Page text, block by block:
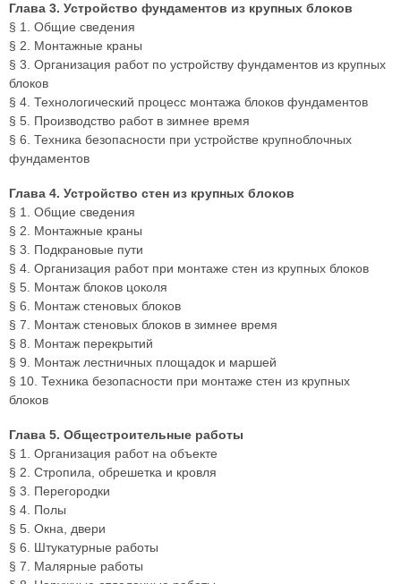
Глава 3. Устройство фундаментов из крупных блоков
§ 1. Общие сведения
§ 2. Монтажные краны
§ 3. Организация работ по устройству фундаментов из крупных
блоков
§ 4. Технологический процесс монтажа блоков фундаментов
§ 5. Производство работ в зимнее время
§ 6. Техника безопасности при устройстве крупноблочных
фундаментов
Глава 4. Устройство стен из крупных блоков
§ 1. Общие сведения
§ 2. Монтажные краны
§ 3. Подкрановые пути
§ 4. Организация работ при монтаже стен из крупных блоков
§ 5. Монтаж блоков цоколя
§ 6. Монтаж стеновых блоков
§ 7. Монтаж стеновых блоков в зимнее время
§ 8. Монтаж перекрытий
§ 9. Монтаж лестничных площадок и маршей
§ 10. Техника безопасности при монтаже стен из крупных
блоков
Глава 5. Общестроительные работы
§ 1. Организация работ на объекте
§ 2. Стропила, обрешетка и кровля
§ 3. Перегородки
§ 4. Полы
§ 5. Окна, двери
§ 6. Штукатурные работы
§ 7. Малярные работы